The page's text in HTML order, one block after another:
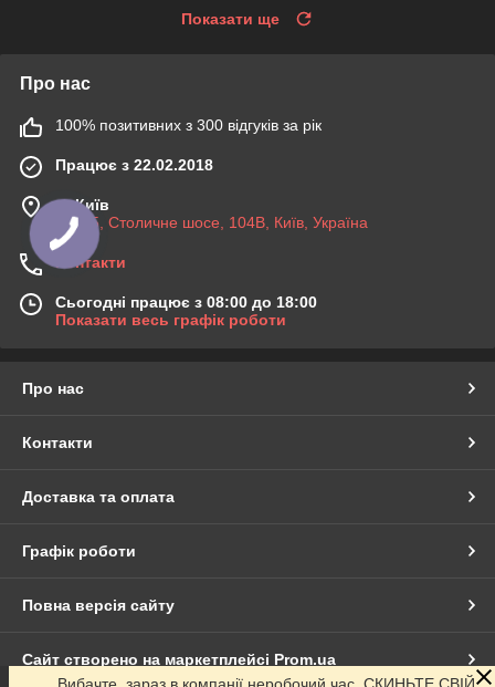
Показати ще
Про нас
100% позитивних з 300 відгуків за рік
Працює з 22.02.2018
м. Київ
03045, Столичне шосе, 104B, Київ, Україна
Контакти
Сьогодні працює з 08:00 до 18:00
Показати весь графік роботи
Про нас
Контакти
Доставка та оплата
Графік роботи
Повна версія сайту
Сайт створено на маркетплейсі Prom.ua